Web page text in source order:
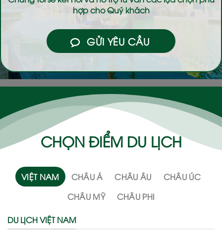
hợp cho Quý khách
GỬI YÊU CẦU
CHỌN ĐIỂM DU LỊCH
VIỆT NAM CHÂU Á CHÂU ÂU
CHÂU ÚC
CHÂU MỸ
CHÂU PHI
DU LỊCH VIỆT NAM